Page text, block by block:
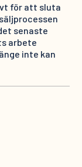
för att sluta
senaste
arbete
inte kan